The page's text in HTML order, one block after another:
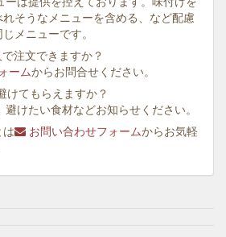
そうなメニューを含める、など配慮
メニューです。
注文できますか？
ームからお問合せください。
けてもらえますか？
けたい食材などお知らせください。
お問い合わせフォームからお気軽